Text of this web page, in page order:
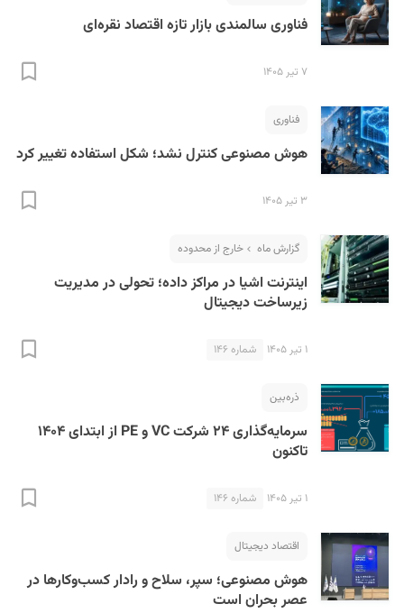
فناوری سالمندی بازار تازه اقتصاد نقره‌ای
۷ تیر ۱۴۰۵
فناوری
هوش مصنوعی کنترل نشد؛ شکل استفاده تغییر کرد
۳ تیر ۱۴۰۵
گزارش ماه خارج از محدوده
اینترنت اشیا در مراکز داده؛ تحولی در مدیریت
زیرساخت دیجیتال
۱ تیر ۱۴۰۵ شماره ۱۴۶
ذره‌بین
سرمایه‌گذاری ۲۴ شرکت VC و PE از ابتدای ۱۴۰۴
تاکنون
۱ تیر ۱۴۰۵ شماره ۱۴۶
اقتصاد دیجیتال
هوش مصنوعی؛ سپر، سلاح و رادار کسب‌وکارها در
عصر بحران است